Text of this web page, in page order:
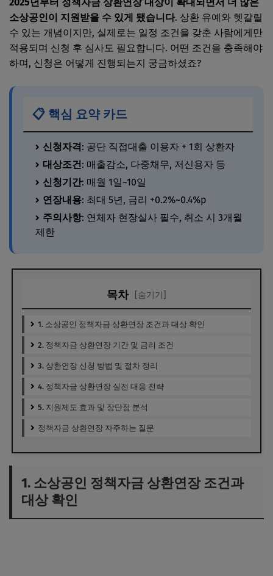
소상공인이 지원받을 수 있게 됐습니다. 상환 유예와 헷갈릴
수 있는 개념이지만, 실제로는 일정 조건을 갖춘 사람에게만
적용되며 신청 후 심사도 필요합니다. 어떤 조건을 충족해야
하며, 신청은 어떻게 진행되는지 궁금하셨죠?
📋 핵심 요약 카드
신청자격: 공단 직접대출 이용자 + 1회 상환자
대상조건: 매출감소, 다중채무, 저신용자 등
신청기간: 매월 1일~10일
연장내용: 최대 5년, 금리 +0.2%~0.4%p
주의사항: 연체자 현장실사 필수, 취소 시 3개월
제한
목차 [숨기기]
1. 소상공인 정책자금 상환연장 조건과 대상 확인
2. 정책자금 상환연장 기간 및 금리 조건
3. 상환연장 신청 방법 및 절차 정리
4. 정책자금 상환연장 실전 대응 전략
5. 지원제도 효과 및 장단점 분석
정책자금 상환연장 자주하는 질문
1. 소상공인 정책자금 상환연장 조건과
대상 확인